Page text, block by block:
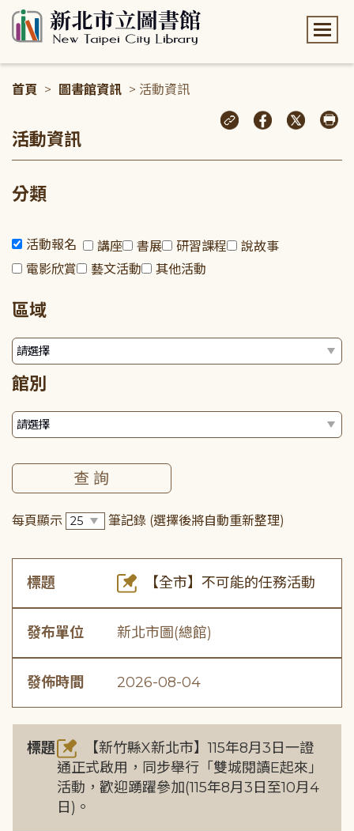
首頁 > 圖書館資訊 > 活動資訊
活動資訊
分類
活動報名 講座 書展 研習課程
說故事
電影欣賞
藝文活動 其他活動
區域
館別
每頁顯示 筆記錄 (選擇後將自動重新整理)
標題 【全市】不可能的任務活動
發布單位 新北市圖(總館)
發佈時間 2026-08-04
標題
【新竹縣X新北市】115年8月3日一證
通正式啟用，同步舉行「雙城閱讀E起來」
活動，歡迎踴躍參加(115年8月3日至10月4
日)。